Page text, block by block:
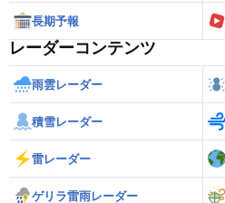
長期予報
レーダーコンテンツ
雨雲レーダー
積雪レーダー
雷レーダー
ゲリラ雷雨レーダー